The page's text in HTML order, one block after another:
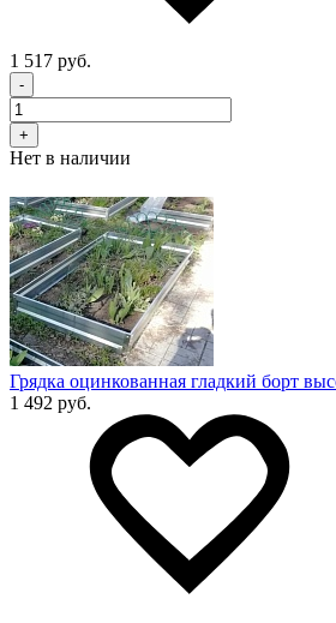
1 517 руб.
-
+
Нет в наличии
Грядка оцинкованная гладкий борт
1 492 руб.